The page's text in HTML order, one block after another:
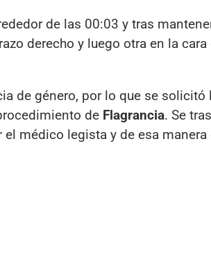
de las 00:03 y tras
derecho y luego otra en la
de género, por lo que se solicitó
de Flagrancia. Se
el médico legista y de esa